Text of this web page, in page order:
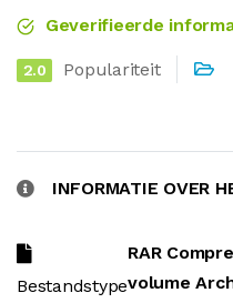
Geverifieerde
2.0 Populariteit
INFORMATIE OVER
Bestandstype
RAR
volume